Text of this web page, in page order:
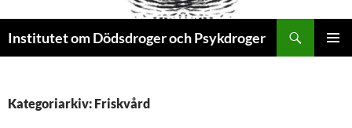
Institutet om Dödsdroger och Psykdroger
Kategoriarkiv: Friskvård